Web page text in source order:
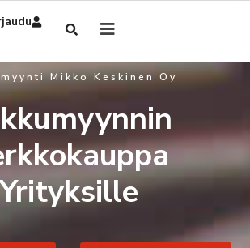
Mikko Keskinen Oy
Yrityksille